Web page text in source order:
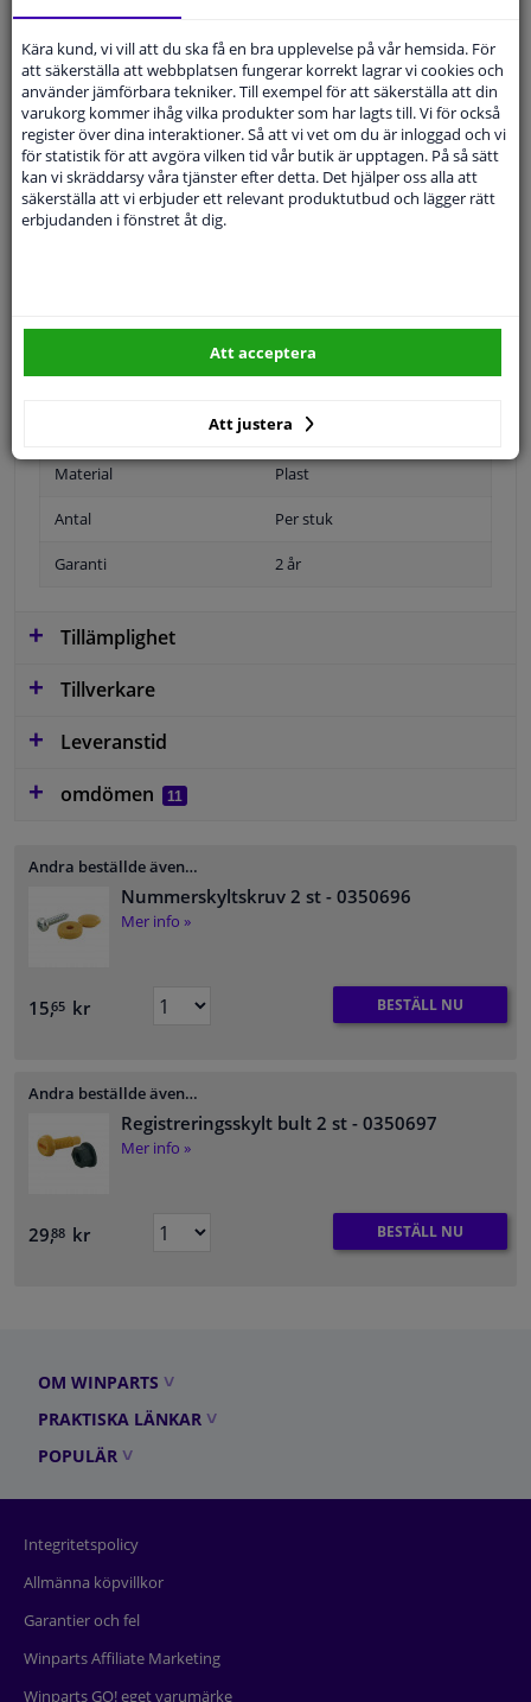
Modellmatchande garanti, Hitta rätt bildelar.
Fyll i ditt registreringsnummerellerVälj din bil
SÖK
Specifikationer
Registreringsskyltshållare
Material Plast
Antal Per stuk
Garanti 2 år
Tillämplighet
Tillverkare
Leveranstid
omdömen
11
Andra beställde även…
Nummerskyltskruv 2 st - 0350696
Mer info »
15,65 kr BESTÄLL NU
Andra beställde även…
Registreringsskylt bult 2 st - 0350697
Mer info »
29,88 kr BESTÄLL NU
OM WINPARTS
PRAKTISKA LÄNKAR
POPULÄR
Integritetspolicy
Allmänna köpvillkor
Garantier och fel
Winparts Affiliate Marketing
Winparts GO! eget varumärke
Kära kund, vi vill att du ska få en bra upplevelse på vår hemsida. För
att säkerställa att webbplatsen fungerar korrekt lagrar vi cookies och
använder jämförbara tekniker. Till exempel för att säkerställa att din
varukorg kommer ihåg vilka produkter som har lagts till. Vi för också
register över dina interaktioner. Så att vi vet om du är inloggad och vi
för statistik för att avgöra vilken tid vår butik är upptagen. På så sätt
kan vi skräddarsy våra tjänster efter detta. Det hjälper oss alla att
säkerställa att vi erbjuder ett relevant produktutbud och lägger rätt
erbjudanden i fönstret åt dig.
Att justera
Att acceptera